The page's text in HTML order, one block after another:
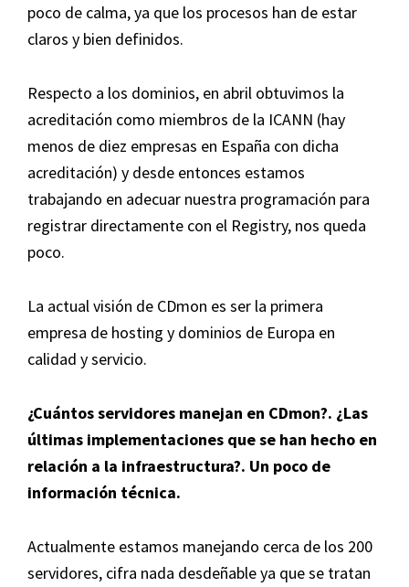
poco de calma, ya que los procesos han de estar
claros y bien definidos.
Respecto a los dominios, en abril obtuvimos la
acreditación como miembros de la ICANN (hay
menos de diez empresas en España con dicha
acreditación) y desde entonces estamos
trabajando en adecuar nuestra programación para
registrar directamente con el Registry, nos queda
poco.
La actual visión de CDmon es ser la primera
empresa de hosting y dominios de Europa en
calidad y servicio.
¿Cuántos servidores manejan en CDmon?. ¿Las
últimas implementaciones que se han hecho en
relación a la infraestructura?. Un poco de
información técnica.
Actualmente estamos manejando cerca de los 200
servidores, cifra nada desdeñable ya que se tratan